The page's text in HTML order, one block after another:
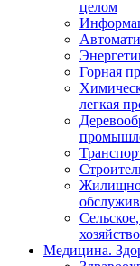
целом
Горная
легкая
хозяйство
Медицина.